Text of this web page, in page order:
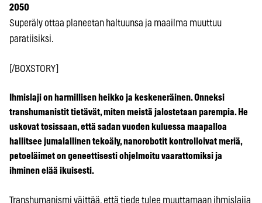
2050
Superäly ottaa planeetan haltuunsa ja maailma muuttuu
paratiisiksi.
[/BOXSTORY]
Ihmislaji on harmillisen heikko ja keskeneräinen. Onneksi
transhumanistit tietävät, miten meistä jalostetaan parempia. He
uskovat tosissaan, että sadan vuoden kuluessa maapalloa
hallitsee jumalallinen tekoäly, nanorobotit kontrolloivat meriä,
petoeläimet on geneettisesti ohjelmoitu vaarattomiksi ja
ihminen elää ikuisesti.
Transhumanismi väittää, että tiede tulee muuttamaan ihmislajia